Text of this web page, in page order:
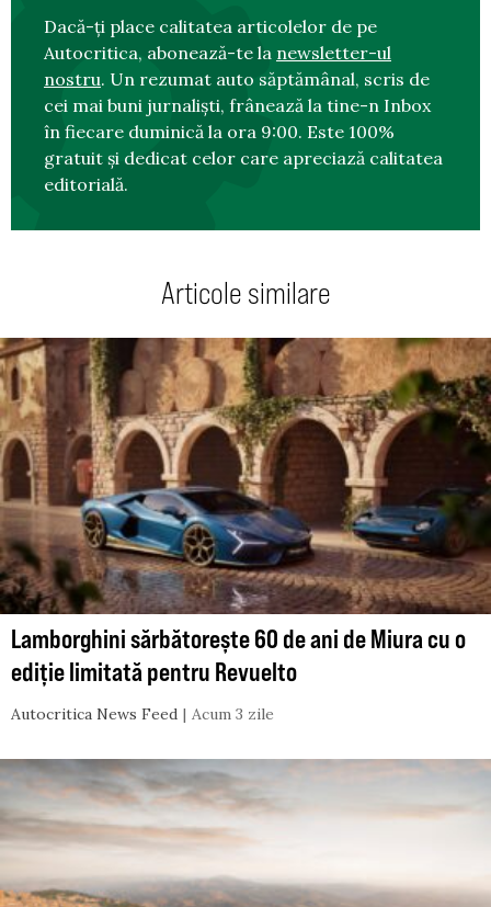
Dacă-ți place calitatea articolelor de pe
Autocritica, abonează-te la newsletter-ul
nostru. Un rezumat auto săptămânal, scris de
cei mai buni jurnaliști, frânează la tine-n Inbox
în fiecare duminică la ora 9:00. Este 100%
gratuit și dedicat celor care apreciază calitatea
editorială.
Articole similare
Lamborghini sărbătorește 60 de ani de Miura cu o
ediție limitată pentru Revuelto
Autocritica News Feed Acum 3 zile